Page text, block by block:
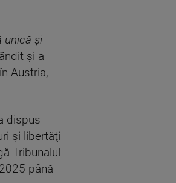
unică şi
şi a
Austria,
dispus
şi libertăţi
Tribunalul
până